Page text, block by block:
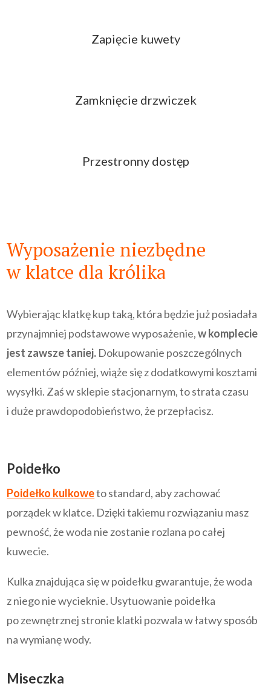
Zapięcie kuwety
Zamknięcie drzwiczek
Przestronny dostęp
Wyposażenie niezbędne
w klatce dla królika
Wybierając klatkę kup taką, która będzie już posiadała
przynajmniej podstawowe wyposażenie,w komplecie
jest zawsze taniej. Dokupowanie poszczególnych
elementów później, wiąże się z dodatkowymi kosztami
wysyłki. Zaś w sklepie stacjonarnym, to strata czasu
i duże prawdopodobieństwo, że przepłacisz.
Poidełko
Poidełko kulkoweto standard, aby zachować
porządek w klatce. Dzięki takiemu rozwiązaniu masz
pewność, że woda nie zostanie rozlana po całej
kuwecie.
Kulka znajdująca się w poidełku gwarantuje, że woda
z niego nie wycieknie. Usytuowanie poidełka
po zewnętrznej stronie klatki pozwala w łatwy sposób
na wymianę wody.
Miseczka